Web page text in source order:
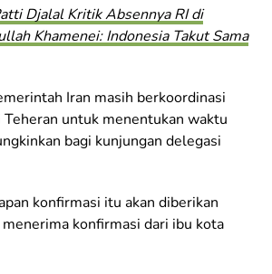
Djalal Kritik Absennya RI di
Khamenei: Indonesia Takut Sama
Iran masih berkoordinasi
untuk menentukan waktu
bagi kunjungan delegasi
konfirmasi itu akan diberikan
menerima konfirmasi dari ibu kota